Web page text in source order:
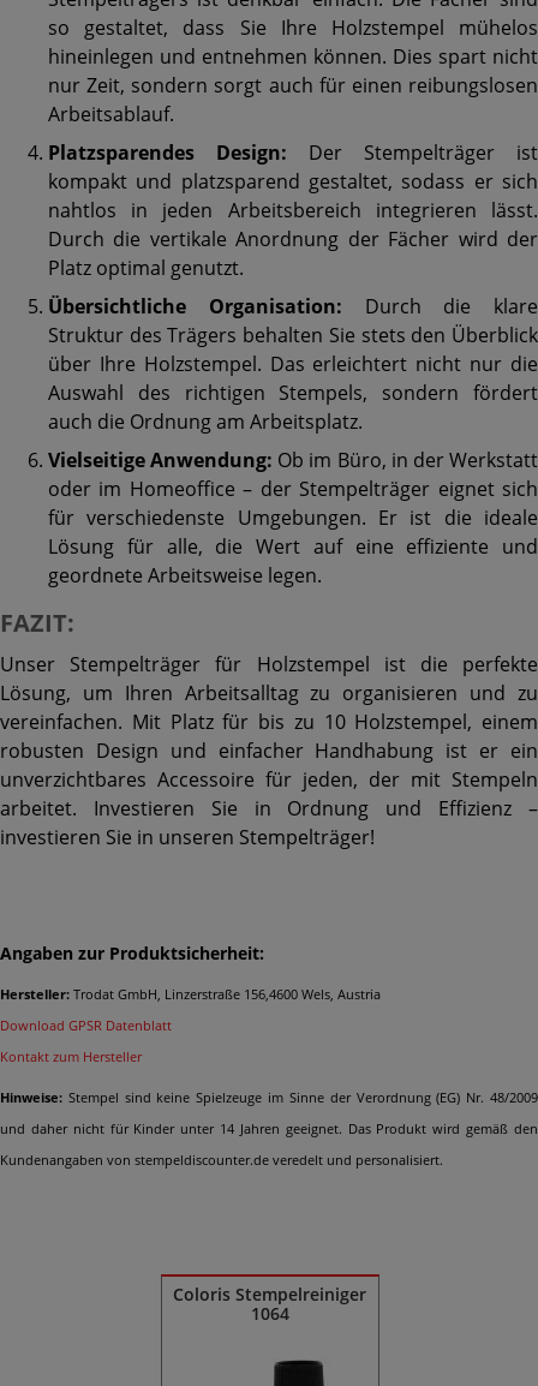
so gestaltet, dass Sie Ihre Holzstempel mühelos
hineinlegen und entnehmen können. Dies spart nicht
nur Zeit, sondern sorgt auch für einen reibungslosen
Arbeitsablauf.
Platzsparendes Design: Der Stempelträger ist
kompakt und platzsparend gestaltet, sodass er sich
nahtlos in jeden Arbeitsbereich integrieren lässt.
Durch die vertikale Anordnung der Fächer wird der
Platz optimal genutzt.
Übersichtliche Organisation: Durch die klare
Struktur des Trägers behalten Sie stets den Überblick
über Ihre Holzstempel. Das erleichtert nicht nur die
Auswahl des richtigen Stempels, sondern fördert
auch die Ordnung am Arbeitsplatz.
Vielseitige Anwendung: Ob im Büro, in der Werkstatt
oder im Homeoffice – der Stempelträger eignet sich
für verschiedenste Umgebungen. Er ist die ideale
Lösung für alle, die Wert auf eine effiziente und
geordnete Arbeitsweise legen.
FAZIT:
Unser Stempelträger für Holzstempel ist die perfekte
Lösung, um Ihren Arbeitsalltag zu organisieren und zu
vereinfachen. Mit Platz für bis zu 10 Holzstempel, einem
robusten Design und einfacher Handhabung ist er ein
unverzichtbares Accessoire für jeden, der mit Stempeln
arbeitet. Investieren Sie in Ordnung und Effizienz –
investieren Sie in unseren Stempelträger!
Angaben zur Produktsicherheit:
Hersteller: Trodat GmbH, Linzerstraße 156,4600 Wels, Austria
Download GPSR Datenblatt
Kontakt zum Hersteller
Hinweise: Stempel sind keine Spielzeuge im Sinne der Verordnung (EG) Nr. 48/2009
und daher nicht für Kinder unter 14 Jahren geeignet. Das Produkt wird gemäß den
Kundenangaben von stempeldiscounter.de veredelt und personalisiert.
Coloris Stempelreiniger
1064